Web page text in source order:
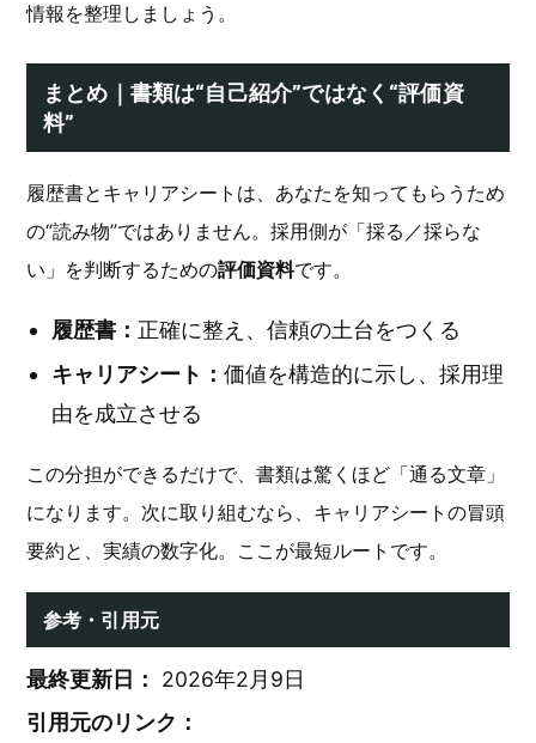
情報を整理しましょう。
まとめ｜書類は“自己紹介”ではなく“評価資
料”
履歴書とキャリアシートは、あなたを知ってもらうため
の“読み物”ではありません。採用側が「採る／採らな
い」を判断するための評価資料です。
履歴書： 正確に整え、信頼の土台をつくる
キャリアシート： 価値を構造的に示し、採用理
由を成立させる
この分担ができるだけで、書類は驚くほど「通る文章」
になります。次に取り組むなら、キャリアシートの冒頭
要約と、実績の数字化。ここが最短ルートです。
参考・引用元
最終更新日：
2026年2月9日
引用元のリンク：